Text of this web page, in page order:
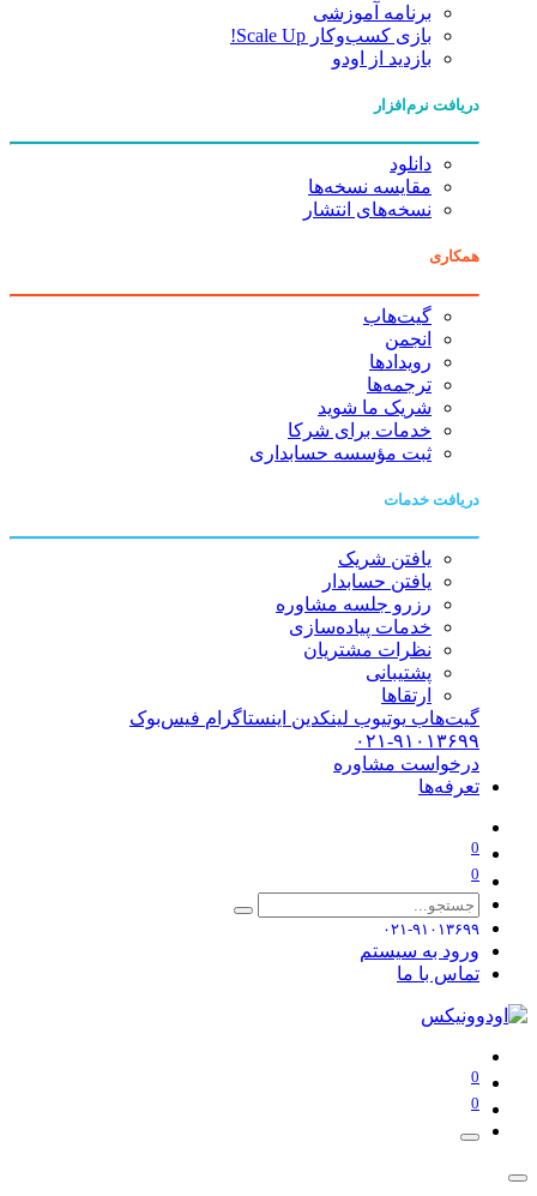
برنامه آموزشی
بازی کسب‌وکار Scale Up!
بازدید از اودو
دریافت نرم‌افزار
دانلود
مقایسه نسخه‌ها
نسخه‌های انتشار
همکاری
گیت‌هاب
انجمن
رویدادها
ترجمه‌ها
شریک ما شوید
خدمات برای شرکا
ثبت مؤسسه حسابداری
دریافت خدمات
یافتن شریک
یافتن حسابدار
رزرو جلسه مشاوره
خدمات پیاده‌سازی
نظرات مشتریان
پشتیبانی
ارتقاها
گیت‌هاب یوتیوب لینکدین اینستاگرام فیس‌بوک
۰۲۱-۹۱۰۱۳۶۹۹
درخواست مشاوره
تعرفه‌ها
0
0
۰۲۱-۹۱۰۱۳۶۹۹
ورود به سیستم
تماس با ما
0
0